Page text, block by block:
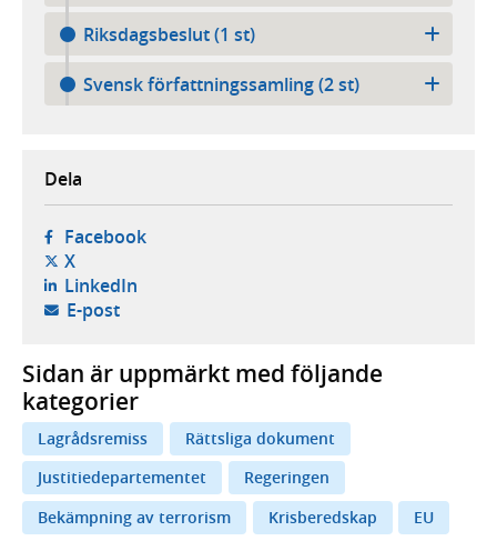
Riksdagsbeslut (1 st)
Svensk författningssamling (2 st)
Dela
Facebook- öppnas i ny flik, extern webbplats,
X- öppnas i ny flik, extern webbplats,
LinkedIn- öppnas i ny flik, extern webbplats,
E-post- öppnar din e-postklient,
Sidan är uppmärkt med följande
kategorier
Lagrådsremiss
Rättsliga dokument
Justitiedepartementet
Regeringen
Bekämpning av terrorism
Krisberedskap EU